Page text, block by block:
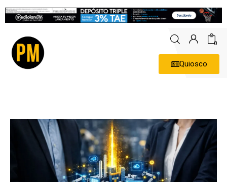
0
Quiosco
Economía
Empresas
Entrevistas